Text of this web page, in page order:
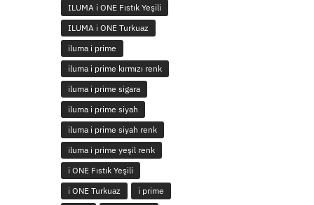
ILUMA i ONE Fıstık Yeşili
ILUMA i ONE Turkuaz
iluma i prime
iluma i prime kırmızı renk
iluma i prime sigara
iluma i prime siyah
iluma i prime siyah renk
iluma i prime yeşil renk
i ONE Fıstık Yeşili
i ONE Turkuaz
i prime